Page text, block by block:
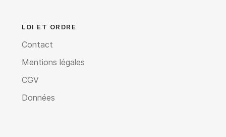
LOI ET ORDRE
Contact
Mentions légales
CGV
Données